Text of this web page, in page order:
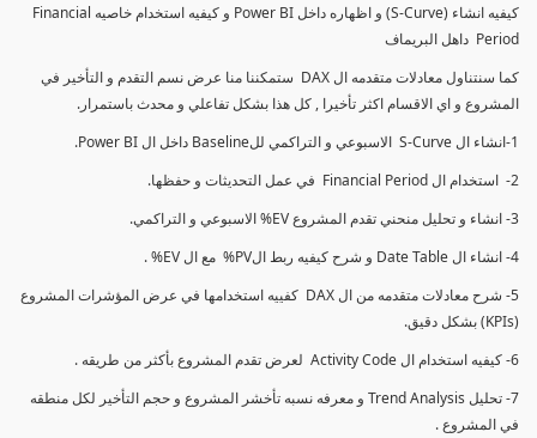
كيفيه انشاء (S-Curve) و اظهاره داخل Power BI و كيفيه استخدام خاصيه Financial
Period داهل البريماف
كما سنتناول معادلات متقدمه ال DAX ستمكننا منا عرض نسم التقدم و التأخير في
المشروع و اي الاقسام اكثر تأخيرا , كل هذا بشكل تفاعلي و محدث باستمرار.
1-انشاء ال S-Curve الاسبوعي و التراكمي للBaseline داخل ال Power BI.
2- استخدام ال Financial Period في عمل التحديثات و حفظها.
3- انشاء و تحليل منحني تقدم المشروع EV% الاسبوعي و التراكمي.
4- انشاء ال Date Table و شرح كيفيه ربط الPV% مع ال EV% .
5- شرح معادلات متقدمه من ال DAX كفييه استخدامها في عرض المؤشرات المشروع
(KPIs) بشكل دقيق.
6- كيفيه استخدام ال Activity Code لعرض تقدم المشروع بأكثر من طريقه .
7- تحليل Trend Analysis و معرفه نسبه تأخشر المشروع و حجم التأخير لكل منطقه
في المشروع .